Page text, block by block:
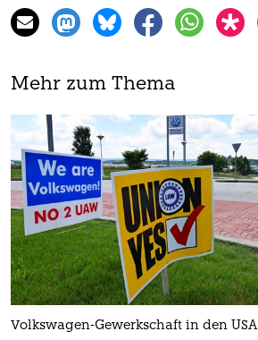
Mehr zum Thema
Volkswagen-Gewerkschaft in den USA